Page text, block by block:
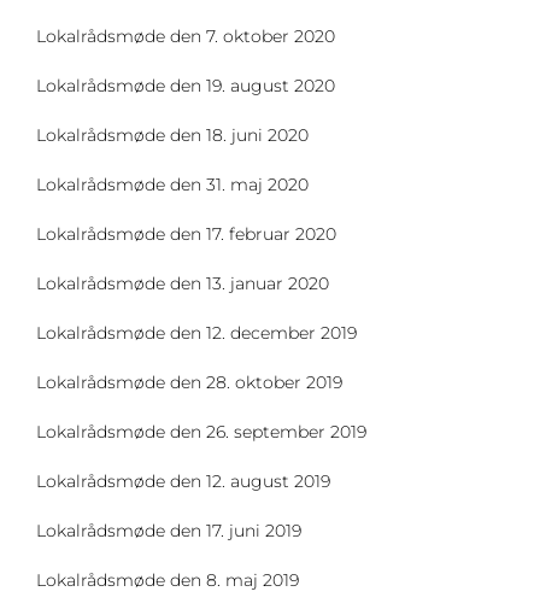
Lokalrådsmøde den 7. oktober 2020
Lokalrådsmøde den 19. august 2020
Lokalrådsmøde den 18. juni 2020
Lokalrådsmøde den 31. maj 2020
Lokalrådsmøde den 17. februar 2020
Lokalrådsmøde den 13. januar 2020
Lokalrådsmøde den 12. december 2019
Lokalrådsmøde den 28. oktober 2019
Lokalrådsmøde den 26. september 2019
Lokalrådsmøde den 12. august 2019
Lokalrådsmøde den 17. juni 2019
Lokalrådsmøde den 8. maj 2019